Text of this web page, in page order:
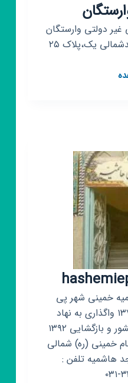
دولتی وارستگان
یک،پلاک ۲۵
کانال
وارستگان
خمینی شهر پی
ریزی ۱۳۵۳ افتتاح ۱۳۷۳ واگذاری به نهاد
کتابخانه های عمومی کشور و بازگشایی ۱۳۹۲
خمینی (ره) شمالی
هاشمیه تلفن :